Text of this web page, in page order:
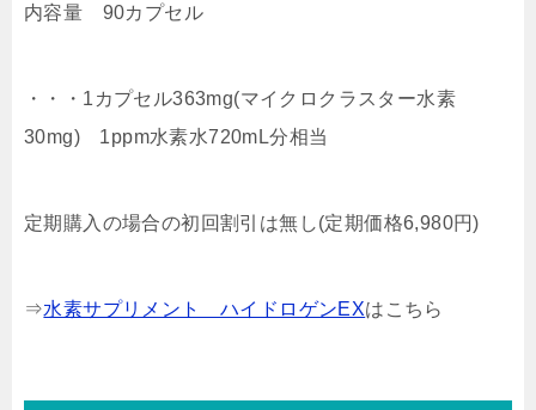
内容量 90カプセル
・・・1カプセル363mg(マイクロクラスター水素
30mg) 1ppm水素水720mL分相当
定期購入の場合の初回割引は無し(定期価格6,980円)
⇒水素サプリメント ハイドロゲンEXはこちら